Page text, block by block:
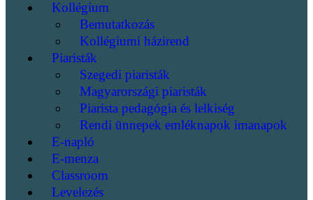
Kollégium
Bemutatkozás
Kollégiumi házirend
Piaristák
Szegedi piaristák
Magyarországi piaristák
Piarista pedagógia és lelkiség
Rendi ünnepek emléknapok imanapok
E-napló
E-menza
Classroom
Levelezés